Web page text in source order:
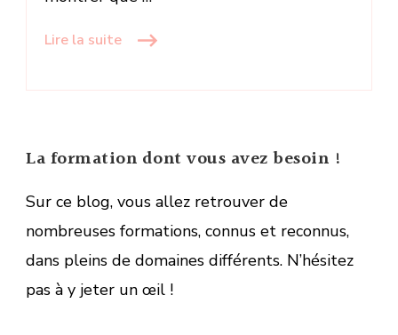
Lire la suite
La formation dont vous avez besoin !
Sur ce blog, vous allez retrouver de
nombreuses formations, connus et reconnus,
dans pleins de domaines différents. N’hésitez
pas à y jeter un œil !